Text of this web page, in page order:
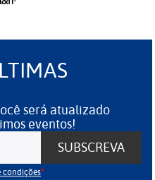
será atualizado
eventos!
SUBSCREVA
condições